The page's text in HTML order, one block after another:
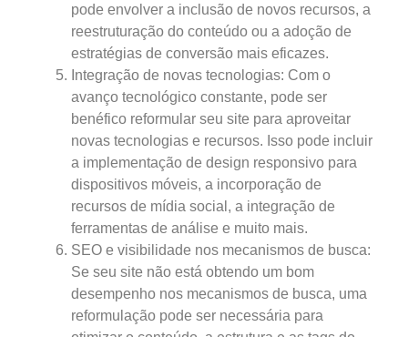
pode envolver a inclusão de novos recursos, a
reestruturação do conteúdo ou a adoção de
estratégias de conversão mais eficazes.
Integração de novas tecnologias: Com o
avanço tecnológico constante, pode ser
benéfico reformular seu site para aproveitar
novas tecnologias e recursos. Isso pode incluir
a implementação de design responsivo para
dispositivos móveis, a incorporação de
recursos de mídia social, a integração de
ferramentas de análise e muito mais.
SEO e visibilidade nos mecanismos de busca:
Se seu site não está obtendo um bom
desempenho nos mecanismos de busca, uma
reformulação pode ser necessária para